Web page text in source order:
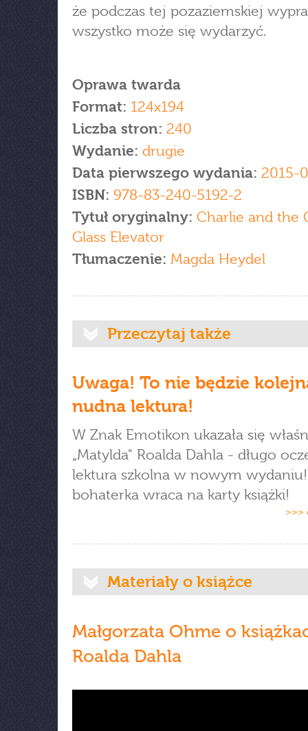
że podczas tej pozaziemskiej
wszystko może się wydarzyć.
Oprawa twarda
Format: 124x194
Liczba stron: 240
Wydanie: drugie
Data pierwszego wydania: 2015-
ISBN: 978-83-240-5192-2
Tytuł oryginalny: Charlie and the
Glass Elevator
Tłumaczenie: Magda Heydel
Przeczytaj także
Uwaga! To nie będzie
nudna lektura!
W Znak Emotikon ukazała się
„Matylda" Roalda Dahla - długo
lektura szkolna w nowym
bohaterka wraca na karty książki!
>>>
Materiały o książce
Małgorzata Ohme o
Roalda Dahla